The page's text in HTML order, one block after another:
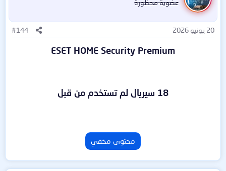
عضوية محظورة
20 يونيو 2026 #144
ESET HOME Security Premium
18 سيريال لم تستخدم من قبل
محتوى مخفي